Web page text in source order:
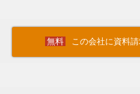
この会社に資料